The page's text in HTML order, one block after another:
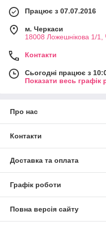
Працює з 07.07.2016
м. Черкаси
18008 Ложешнікова 1/1,
Контакти
Сьогодні працює з
Показати весь графік
Про нас
Контакти
Доставка та оплата
Графік роботи
Повна версія сайту